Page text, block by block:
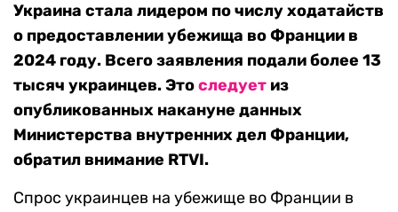
Украина стала лидером по числу ходатайств
о предоставлении убежища во Франции в
2024 году. Всего заявления подали более 13
тысяч украинцев. Этоследует из
опубликованных накануне данных
Министерства внутренних дел Франции,
обратил внимание RTVI.
Спрос украинцев на убежище во Франции в